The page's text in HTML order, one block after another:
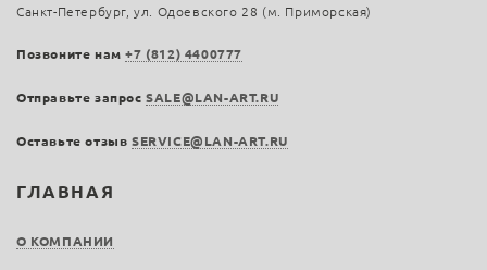
ГЛАВНАЯ
О КОМПАНИИ
Санкт-Петербург, ул. Одоевского 28 (м. Приморская)
Позвоните нам+7 (812) 4400777
Отправьте запросSALE@LAN-ART.RU
Оставьте отзыв SERVICE@LAN-ART.RU